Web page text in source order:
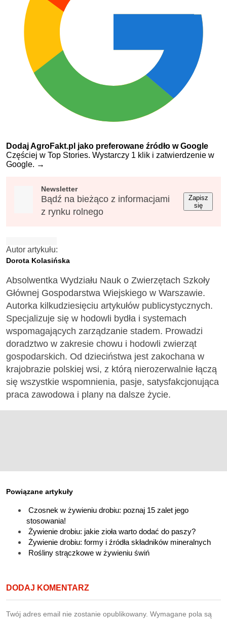
Dodaj AgroFakt.pl jako preferowane źródło w Google
Częściej w Top Stories. Wystarczy 1 klik i zatwierdzenie w
Google. →
Newsletter
Bądź na bieżąco z informacjami
z rynku rolnego
Zapisz
się
Autor artykułu:
Dorota Kolasińska
Absolwentka Wydziału Nauk o Zwierzętach Szkoły
Głównej Gospodarstwa Wiejskiego w Warszawie.
Autorka kilkudziesięciu artykułów publicystycznych.
Specjalizuje się w hodowli bydła i systemach
wspomagających zarządzanie stadem. Prowadzi
doradztwo w zakresie chowu i hodowli zwierząt
gospodarskich. Od dzieciństwa jest zakochana w
krajobrazie polskiej wsi, z którą nierozerwalnie łączą
się wszystkie wspomnienia, pasje, satysfakcjonująca
praca zawodowa i plany na dalsze życie.
Powiązane artykuły
Czosnek w żywieniu drobiu: poznaj 15 zalet jego
stosowania!
Żywienie drobiu: jakie zioła warto dodać do paszy?
Żywienie drobiu: formy i źródła składników mineralnych
Rośliny strączkowe w żywieniu świń
DODAJ KOMENTARZ
Twój adres email nie zostanie opublikowany. Wymagane pola są